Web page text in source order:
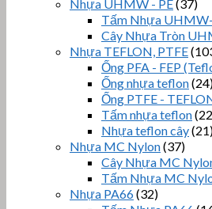
Nhựa UHMW - PE(37)
Tấm Nhựa
Cây Nhựa Tròn
Nhựa TEFLON, PTFE
Ống PFA - FEP
Ống nhựa teflon
Ống PTFE -
Tấm nhựa teflon
Nhựa teflon cây
Nhựa MC Nylon(37)
Cây Nhựa MC
Tấm Nhựa MC
Nhựa PA66(32)